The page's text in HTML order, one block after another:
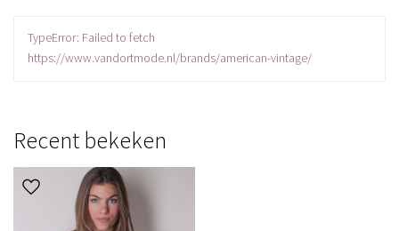
TypeError: Failed to fetch
https://www.vandortmode.nl/brands/american-vintage/
Recent bekeken